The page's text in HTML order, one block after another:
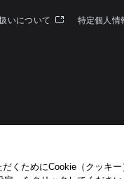
いについて 特定個人情
くためにCookie（クッキ